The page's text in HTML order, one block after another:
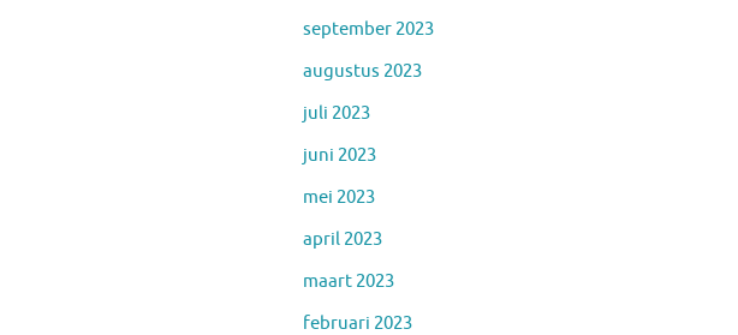
september 2023
augustus 2023
juli 2023
juni 2023
mei 2023
april 2023
maart 2023
februari 2023